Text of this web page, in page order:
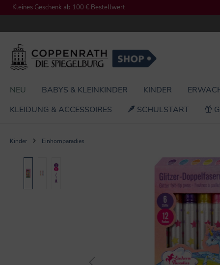
Zur Hauptnavigation springen
Kleines Geschenk ab 100 € Bestellwert
NEU BABYS & KLEINKINDER KINDER
KLEIDUNG & ACCESSOIRES
SCHULSTART
Kinder Einhornparadies
Bildergalerie überspringen